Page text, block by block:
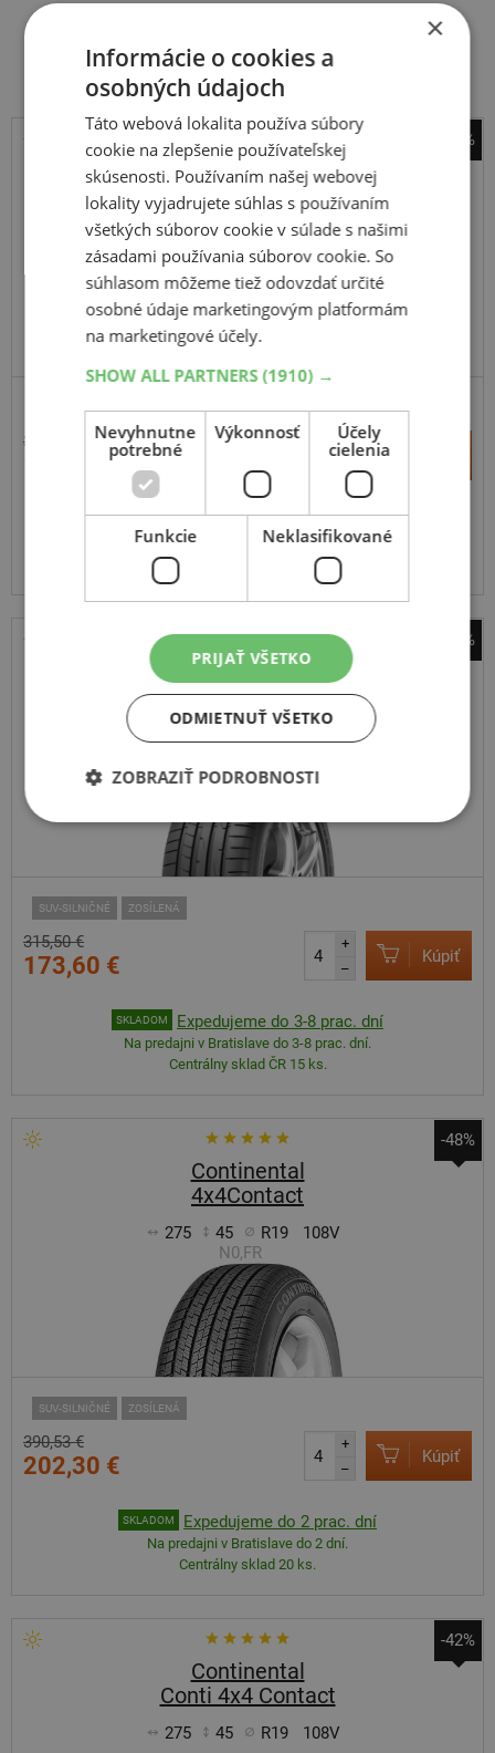
Súvisiace produkty
-43%
Hankook
K 137A Ventus evo SUV
275 45 R19
108Y
FR
321,03 €
181,70 €
+
–
SKLADOM Expedujeme do 3-8 prac. dní
Na predajni v Bratislave do 3-8 prac. dní.
Centrálny sklad ČR 20 ks.
-45%
Dunlop
SP Sport Maxx RT 2 SUV
SUV-SILNIČNÉ ZOSÍLENÁ
315,50 €
173,60 €
+
–
Kúpiť
SKLADOM Expedujeme do 3-8 prac. dní
Na predajni v Bratislave do 3-8 prac. dní.
Centrálny sklad ČR 15 ks.
-48%
Continental
4x4Contact
275 45 R19
108V
N0,FR
SUV-SILNIČNÉ ZOSÍLENÁ
390,53 €
202,30 €
+
–
Kúpiť
SKLADOM Expedujeme do 2 prac. dní
Na predajni v Bratislave do 2 dní.
Centrálny sklad 20 ks.
-42%
Continental
Conti 4x4 Contact
275 45 R19 108V
×
Informácie o cookies a
osobných údajoch
Táto webová lokalita používa súbory
cookie na zlepšenie používateľskej
skúsenosti. Používaním našej webovej
lokality vyjadrujete súhlas s používaním
všetkých súborov cookie v súlade s našimi
zásadami používania súborov cookie. So
súhlasom môžeme tiež odovzdať určité
osobné údaje marketingovým platformám
na marketingové účely.
SHOW ALL PARTNERS(1910) →
Nevyhnutne
potrebné
Výkonnosť
Účely
cielenia
Funkcie Neklasifikované
PRIJAŤ VŠETKO
ODMIETNUŤ VŠETKO
ZOBRAZIŤ PODROBNOSTI